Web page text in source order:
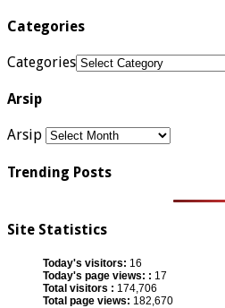
Categories
Categories
Arsip
Arsip
Trending Posts
Site Statistics
Today's visitors: 16
Today's page views: : 17
Total visitors : 174,706
Total page views: 182,670